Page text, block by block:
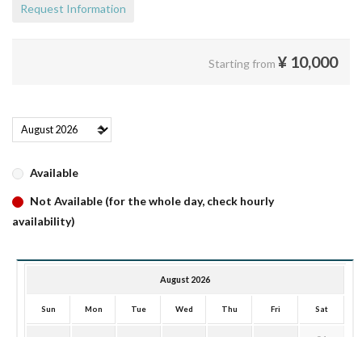
Request Information
Starting from ¥ 10,000
Available
Not Available (for the whole day, check hourly
availability)
August 2026
Sun Mon Tue Wed Thu Fri Sat